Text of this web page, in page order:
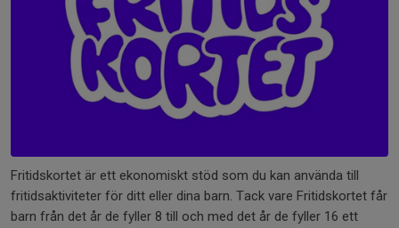
Fritidskortet är ett ekonomiskt stöd som du kan använda till
fritidsaktiviteter för ditt eller dina barn. Tack vare Fritidskortet får
barn från det år de fyller 8 till och med det år de fyller 16 ett